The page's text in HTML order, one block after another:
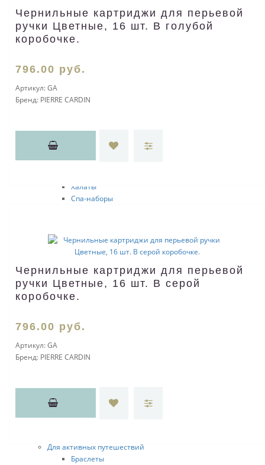
Игры
Наборы для игры в карты
Нарды
Шашки
Пляжные игры
Мягкие игрушки
Другие игральные наборы
Для СПА и саун
Полотенца
Халаты
Спа-наборы
Все для путешествий
Для самолетов и поездов
Надувные подушки
Кодовые замки
Багажные бирки
Весы для багажа
Маски для сна
Наборы для путешествий
Дорожные портмоне
Для активных путешествий
Браслеты
Чернильные картриджи для перьевой
ручки Цветные, 16 шт. В голубой
коробочке.
796.00 руб.
Артикул:GA
Бренд: PIERRE CARDIN
Чернильные картриджи для перьевой
ручки Цветные, 16 шт. В серой
коробочке.
796.00 руб.
Артикул:GA
Бренд: PIERRE CARDIN